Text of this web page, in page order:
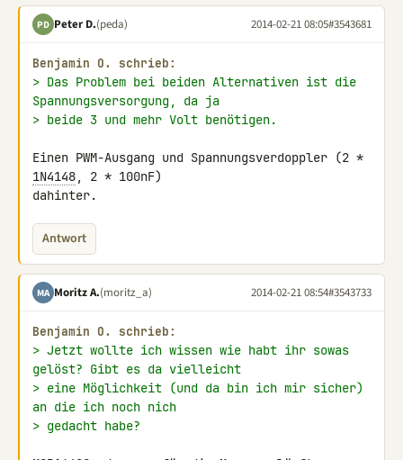
PD Peter D.(peda) 2014-02-21 08:05#3543681
Benjamin O. schrieb:
> Das Problem bei beiden Alternativen ist die
Spannungsversorgung, da ja
> beide 3 und mehr Volt benötigen.
1N4148, 2 * 100nF)
dahinter.
Antwort
MA Moritz A.(moritz_a) 2014-02-21 08:54#3543733
Benjamin O. schrieb:
> Jetzt wollte ich wissen wie habt ihr sowas
gelöst? Gibt es da vielleicht
> eine Möglichkeit (und da bin ich mir sicher)
an die ich noch nich
> gedacht habe?